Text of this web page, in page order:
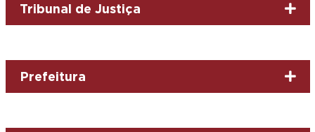
Tribunal de Justiça
Prefeitura